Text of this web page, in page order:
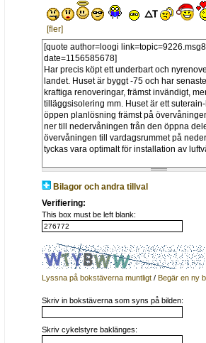
[fler]
Bilagor och andra tillval
Verifiering:
This box must be left blank:
Lyssna på bokstäverna muntligt /Begär en ny
Skriv in bokstäverna som syns på bilden:
Skriv cykelstyre baklänges: